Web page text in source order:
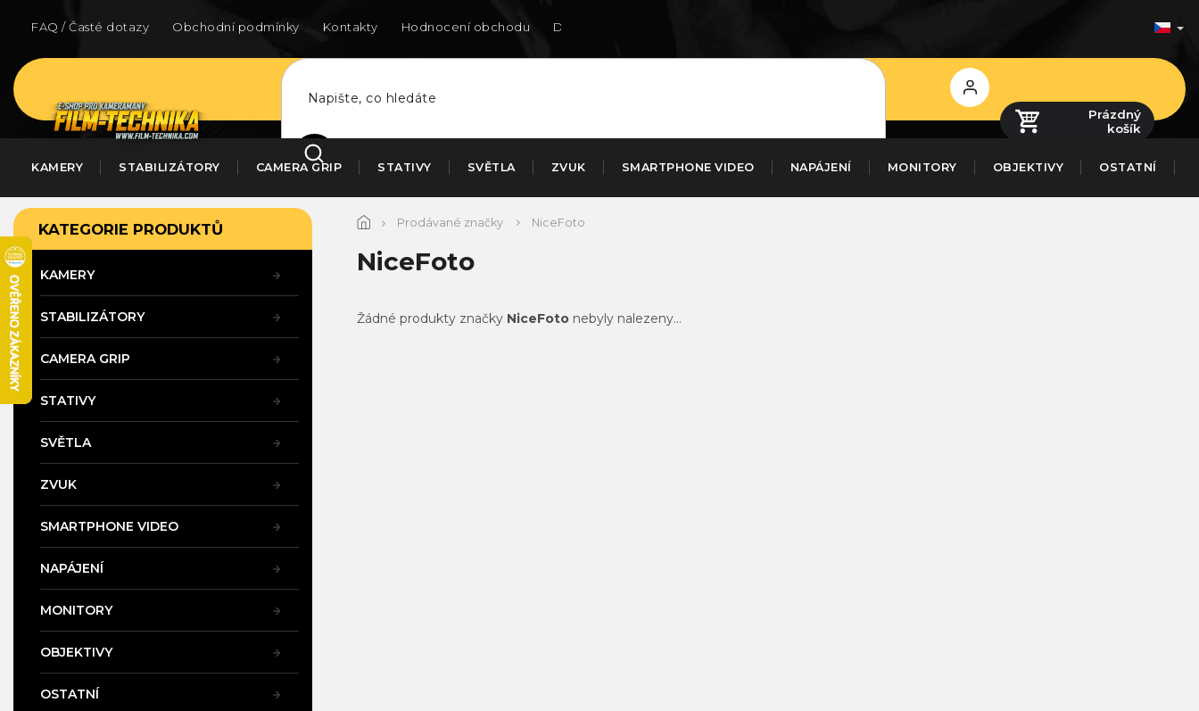
FAQ / Časté dotazy Obchodní podmínky Kontakty Hodnocení obchodu Doručení na SK
Přihlášení
HLEDAT
Prázdný
košík
KAMERY STABILIZÁTORY CAMERA GRIP STATIVY SVĚTLA ZVUK SMARTPHONE VIDEO NAPÁJENÍ MONITORY OBJEKTIVY OSTATNÍ
Prodávané značky NiceFoto
P
o
s
t
r
a
n
n
í
p
Přeskočit
kategorie
KATEGORIE PRODUKTŮ
KAMERY
STABILIZÁTORY
CAMERA GRIP
STATIVY
SVĚTLA
ZVUK
SMARTPHONE VIDEO
NAPÁJENÍ
MONITORY
OBJEKTIVY
OSTATNÍ
NiceFoto
Žádné produkty značky NiceFoto nebyly nalezeny...